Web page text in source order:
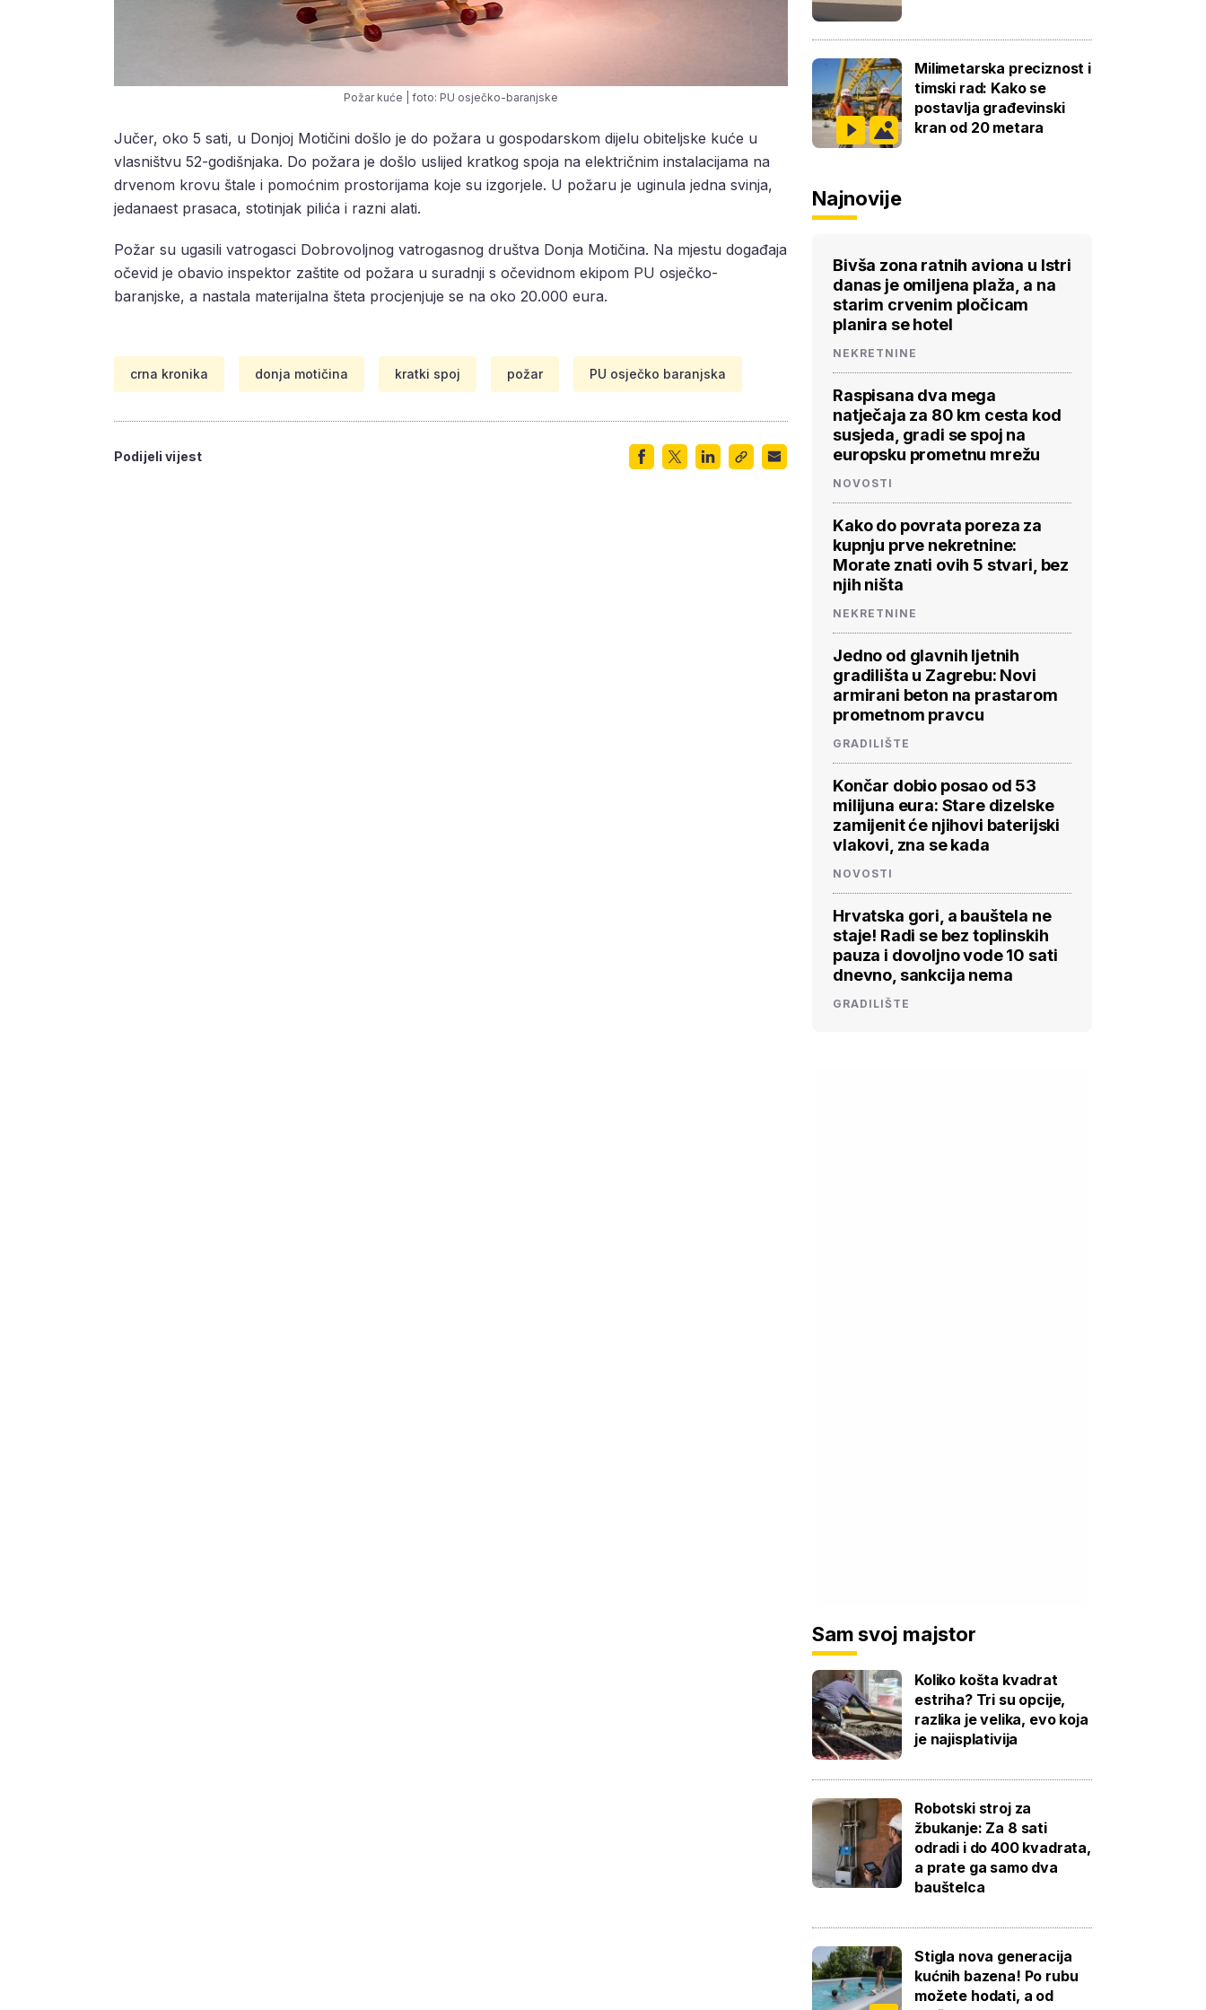
Požar kuće | foto: PU osječko-baranjske
Jučer, oko 5 sati, u Donjoj Motičini došlo je do požara u gospodarskom dijelu obiteljske kuće u
vlasništvu 52-godišnjaka. Do požara je došlo uslijed kratkog spoja na električnim instalacijama na
drvenom krovu štale i pomoćnim prostorijama koje su izgorjele. U požaru je uginula jedna svinja,
jedanaest prasaca, stotinjak pilića i razni alati.
Požar su ugasili vatrogasci Dobrovoljnog vatrogasnog društva Donja Motičina. Na mjestu događaja
očevid je obavio inspektor zaštite od požara u suradnji s očevidnom ekipom PU osječko-
baranjske, a nastala materijalna šteta procjenjuje se na oko 20.000 eura.
crna kronika donja motičina kratki spoj požar PU osječko baranjska
Podijeli vijest
Milimetarska preciznost i
timski rad: Kako se
postavlja građevinski
kran od 20 metara
Najnovije
Bivša zona ratnih aviona u Istri
danas je omiljena plaža, a na
starim crvenim pločicam
planira se hotel
NEKRETNINE
Raspisana dva mega
natječaja za 80 km cesta kod
susjeda, gradi se spoj na
europsku prometnu mrežu
NOVOSTI
Kako do povrata poreza za
kupnju prve nekretnine:
Morate znati ovih 5 stvari, bez
njih ništa
NEKRETNINE
Jedno od glavnih ljetnih
gradilišta u Zagrebu: Novi
armirani beton na prastarom
prometnom pravcu
GRADILIŠTE
Končar dobio posao od 53
milijuna eura: Stare dizelske
zamijenit će njihovi baterijski
vlakovi, zna se kada
NOVOSTI
Hrvatska gori, a bauštela ne
staje! Radi se bez toplinskih
pauza i dovoljno vode 10 sati
dnevno, sankcija nema
GRADILIŠTE
Sam svoj majstor
Koliko košta kvadrat
estriha? Tri su opcije,
razlika je velika, evo koja
je najisplativija
Robotski stroj za
žbukanje: Za 8 sati
odradi i do 400 kvadrata,
a prate ga samo dva
bauštelca
Stigla nova generacija
kućnih bazena! Po rubu
možete hodati, a od